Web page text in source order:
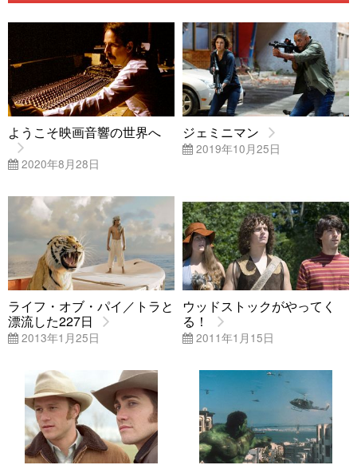
ようこそ映画音響の世界へ
2020年8月28日
ジェミニマン
2019年10月25日
ライフ・オブ・パイ／トラと
漂流した227日
2013年1月25日
ウッドストックがやってく
る！
2011年1月15日